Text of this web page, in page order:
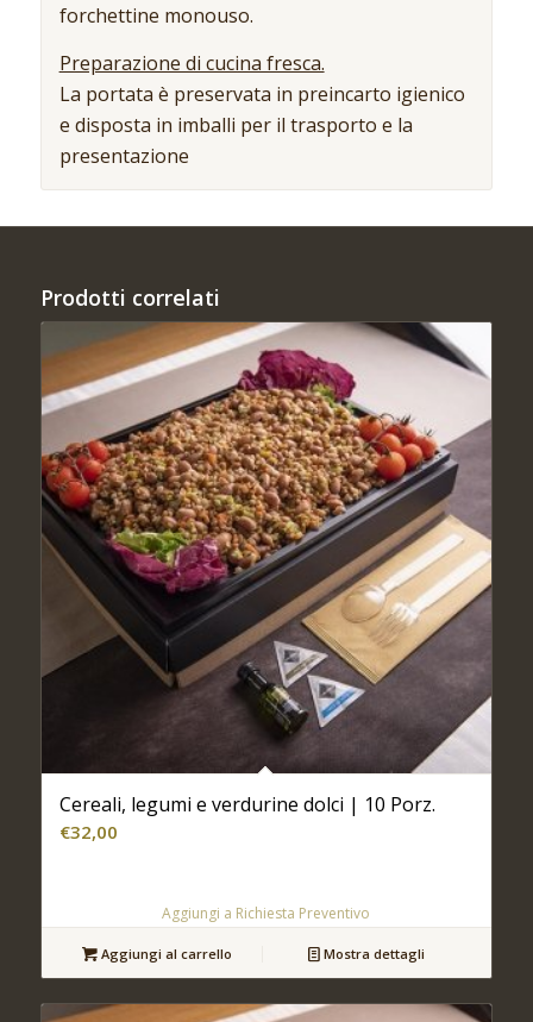
forchettine monouso.
Preparazione di cucina fresca.
La portata è preservata in preincarto igienico
e disposta in imballi per il trasporto e la
presentazione
Prodotti correlati
Cereali, legumi e verdurine dolci | 10 Porz.
€32,00
Aggiungi a Richiesta Preventivo
Aggiungi al carrello Mostra dettagli